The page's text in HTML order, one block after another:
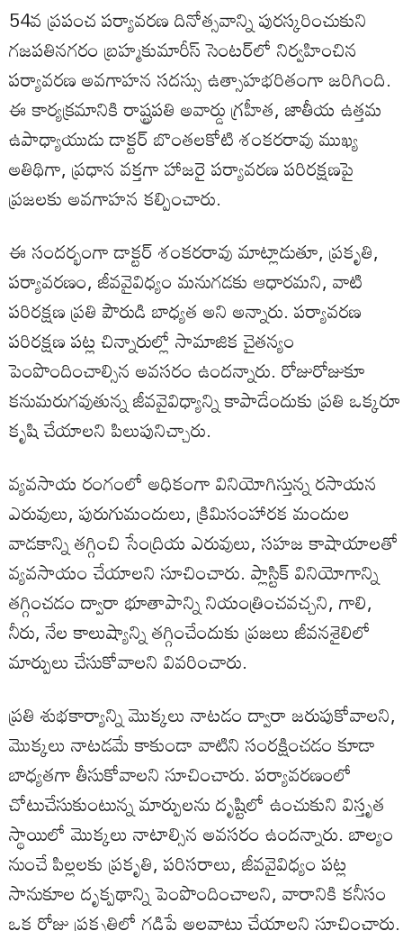
54వ ప్రపంచ పర్యావరణ దినోత్సవాన్ని పురస్కరించుకుని
గజపతినగరం బ్రహ్మకుమారీస్ సెంటర్‌లో నిర్వహించిన
పర్యావరణ అవగాహన సదస్సు ఉత్సాహభరితంగా జరిగింది.
ఈ కార్యక్రమానికి రాష్ట్రపతి అవార్డు గ్రహీత, జాతీయ ఉత్తమ
ఉపాధ్యాయుడు డాక్టర్ బొంతలకోటి శంకరరావు ముఖ్య
అతిథిగా, ప్రధాన వక్తగా హాజరై పర్యావరణ పరిరక్షణపై
ప్రజలకు అవగాహన కల్పించారు.
ఈ సందర్భంగా డాక్టర్ శంకరరావు మాట్లాడుతూ, ప్రకృతి,
పర్యావరణం, జీవవైవిధ్యం మనుగడకు ఆధారమని, వాటి
పరిరక్షణ ప్రతి పౌరుడి బాధ్యత అని అన్నారు. పర్యావరణ
పరిరక్షణ పట్ల చిన్నారుల్లో సామాజిక చైతన్యం
పెంపొందించాల్సిన అవసరం ఉందన్నారు. రోజురోజుకూ
కనుమరుగవుతున్న జీవవైవిధ్యాన్ని కాపాడేందుకు ప్రతి ఒక్కరూ
కృషి చేయాలని పిలుపునిచ్చారు.
వ్యవసాయ రంగంలో అధికంగా వినియోగిస్తున్న రసాయన
ఎరువులు, పురుగుమందులు, క్రిమిసంహారక మందుల
వాడకాన్ని తగ్గించి సేంద్రియ ఎరువులు, సహజ కాషాయాలతో
వ్యవసాయం చేయాలని సూచించారు. ప్లాస్టిక్ వినియోగాన్ని
తగ్గించడం ద్వారా భూతాపాన్ని నియంత్రించవచ్చని, గాలి,
నీరు, నేల కాలుష్యాన్ని తగ్గించేందుకు ప్రజలు జీవనశైలిలో
మార్పులు చేసుకోవాలని వివరించారు.
ప్రతి శుభకార్యాన్ని మొక్కలు నాటడం ద్వారా జరుపుకోవాలని,
మొక్కలు నాటడమే కాకుండా వాటిని సంరక్షించడం కూడా
బాధ్యతగా తీసుకోవాలని సూచించారు. పర్యావరణంలో
చోటుచేసుకుంటున్న మార్పులను దృష్టిలో ఉంచుకుని విస్తృత
స్థాయిలో మొక్కలు నాటాల్సిన అవసరం ఉందన్నారు. బాల్యం
నుంచే పిల్లలకు ప్రకృతి, పరిసరాలు, జీవవైవిధ్యం పట్ల
సానుకూల దృక్పథాన్ని పెంపొందించాలని, వారానికి కనీసం
ఒక రోజు ప్రకృతిలో గడిపే అలవాటు చేయాలని సూచించారు.